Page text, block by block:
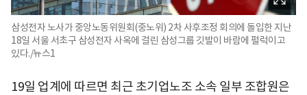
삼성전자 노사가 중앙노동위원회(중노위) 2차 사후조정 회의에 돌입한 지난
18일 서울 서초구 삼성전자 사옥에 걸린 삼성그룹 깃발이 바람에 펄럭이고
있다./뉴스1
19일 업계에 따르면 최근 초기업노조 소속 일부 조합원은